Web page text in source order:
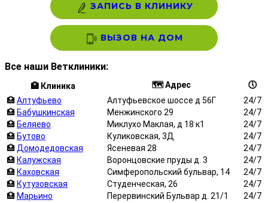
ЗАПИСЬ В КЛИНИКУ
ВЫЗОВ НА ДОМ
Все наши Ветклиники:
🏥 Клиника 🗺️ Адрес
🕔
🏥Алтуфьево Алтуфьевское шоссе д 56Г
24/7
🏥 Бабушкинская Менжинского 29
24/7
🏥 Беляево Миклухо Маклая, д 18 к1
24/7
🏥 Бутово Куликовская, 3Д
24/7
🏥 Домодедовская Ясеневая 28
24/7
🏥 Калужская Воронцовские пруды д. 3
24/7
🏥 Каховская Симферопольский бульвар, 14
24/7
🏥 Кутузовская Студенческая, 26
24/7
🏥 Марьино Перервинский Бульвар д. 21/1
24/7